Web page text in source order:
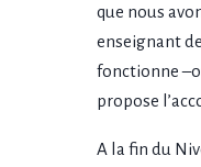
que nous
enseignant
fonctionne
propose
A la fin du